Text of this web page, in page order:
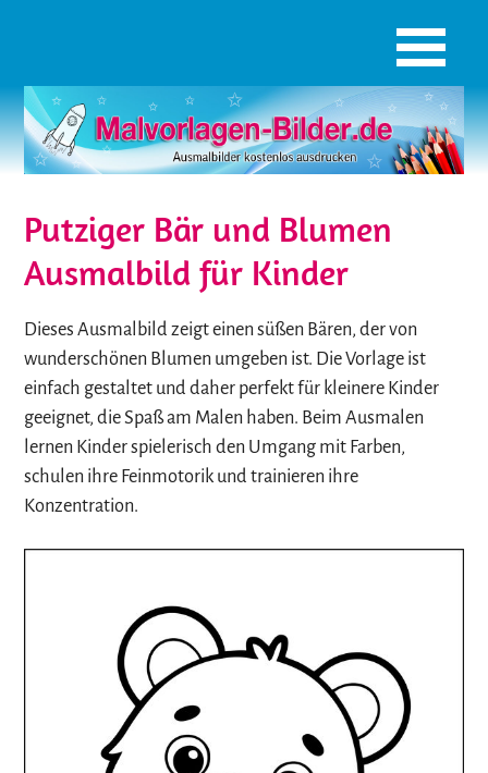
Putziger Bär und Blumen
Ausmalbild für Kinder
Dieses Ausmalbild zeigt einen süßen Bären, der von
wunderschönen Blumen umgeben ist. Die Vorlage ist
einfach gestaltet und daher perfekt für kleinere Kinder
geeignet, die Spaß am Malen haben. Beim Ausmalen
lernen Kinder spielerisch den Umgang mit Farben,
schulen ihre Feinmotorik und trainieren ihre
Konzentration.